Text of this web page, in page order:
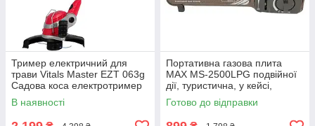
Тример електричний для
трави Vitals Master EZT 063g
Садова коса електротример
для газону, дачі, волосіні
В наявності
Портативна газова плита
MAX MS-2500LPG подвійної
дії, туристична, у кейсі,
картридж/балон
Готово до відправки